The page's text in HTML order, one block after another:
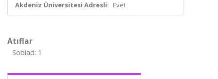
Akdeniz Üniversitesi Adresli: Evet
Atıflar
Sobiad: 1